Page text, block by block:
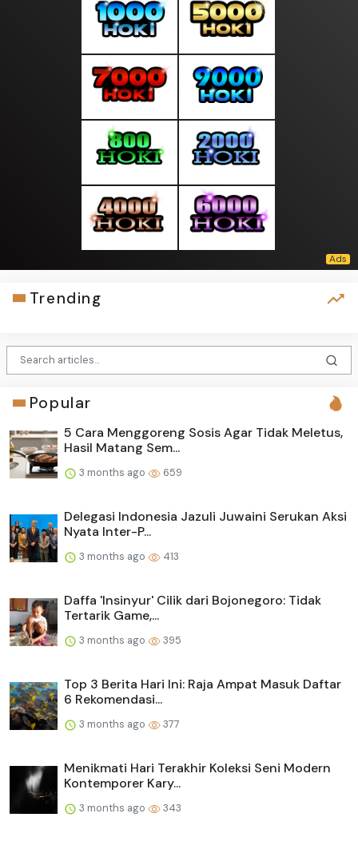
Trending
Popular
5 Cara Menggoreng Sosis Agar Tidak Meletus,
Hasil Matang Sem...
3 months ago 659
Delegasi Indonesia Jazuli Juwaini Serukan Aksi
Nyata Inter-P...
3 months ago 413
Daffa 'Insinyur' Cilik dari Bojonegoro: Tidak
Tertarik Game,...
3 months ago 395
Top 3 Berita Hari Ini: Raja Ampat Masuk Daftar
6 Rekomendasi...
3 months ago 377
Menikmati Hari Terakhir Koleksi Seni Modern
Kontemporer Kary...
3 months ago 343